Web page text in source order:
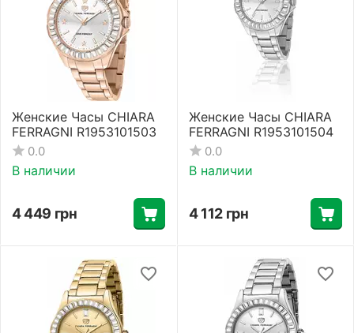
Женские Часы CHIARA
FERRAGNI R1953101503
0.0
В наличии
4 449 грн
Женские Часы CHIARA
FERRAGNI R1953101504
0.0
В наличии
4 112 грн